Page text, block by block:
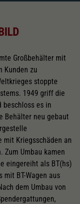
Großbehälter mit
Kunden zu
stoppte
1949 griff die
beschloss es in
Behälter neu gebaut
mit Kriegsschäden an
Zum Umbau kamen
eingereiht als BT(hs)
mit BT-Wagen aus
dem Umbau von